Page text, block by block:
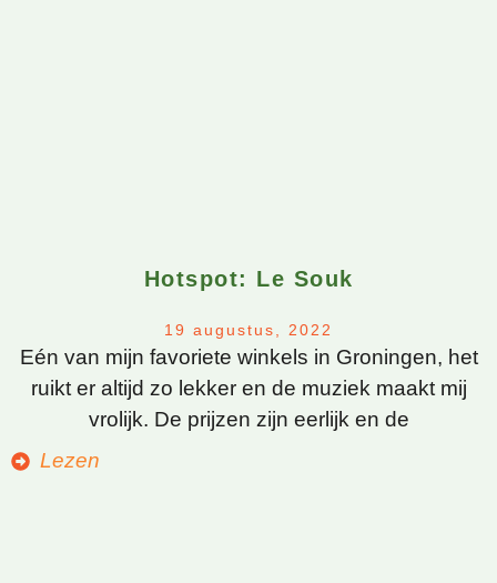
Hotspot: Le Souk
19 augustus, 2022
Eén van mijn favoriete winkels in Groningen, het
ruikt er altijd zo lekker en de muziek maakt mij
vrolijk. De prijzen zijn eerlijk en de
Lezen